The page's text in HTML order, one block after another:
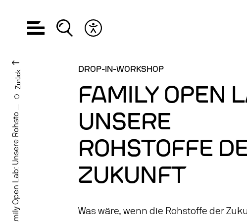
Hauptnavigation öffnen
Suche öffnen
Family Open Lab: Unsere Rohsto ...
Zurück DROP-IN-WORKSHOP
FAMILY OPEN
UNSERE
ROHSTOFFE
ZUKUNFT
Was wäre, wenn die Rohstoffe der